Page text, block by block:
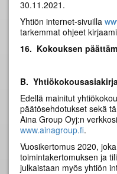
30.11.2021.
Yhtiön internet-sivuilla
tarkemmat ohjeet
16. Kokouksen
B.
Edellä mainitut
päätösehdotukset sekä
Aina Group Oyj:n
www.ainagroup.fi.
Vuosikertomus 2020,
toimintakertomuksen ja
julkaistaan myös yhtiön